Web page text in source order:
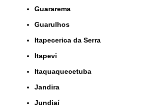
Guararema
Guarulhos
Itapecerica da Serra
Itapevi
Itaquaquecetuba
Jandira
Jundiaí